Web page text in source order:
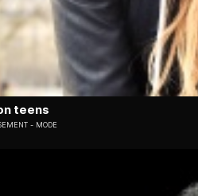
teens
MODE